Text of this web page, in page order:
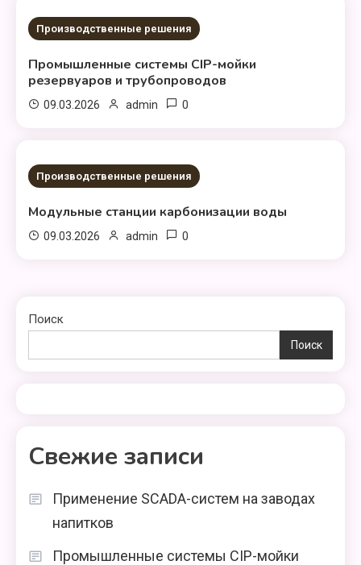
1 МИНУТА ЧТЕНИЕ
Производственные решения
Промышленные системы CIP-мойки
резервуаров и трубопроводов
09.03.2026 admin 0
1 МИНУТА ЧТЕНИЕ
Производственные решения
Модульные станции карбонизации воды
09.03.2026 admin 0
Поиск
Поиск
Свежие записи
Применение SCADA-систем на заводах
напитков
Промышленные системы CIP-мойки